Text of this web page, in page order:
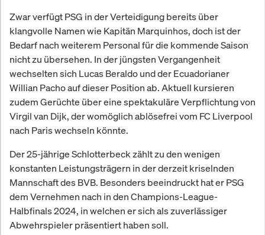
Zwar verfügt PSG in der Verteidigung bereits über
klangvolle Namen wie Kapitän Marquinhos, doch ist der
Bedarf nach weiterem Personal für die kommende Saison
nicht zu übersehen. In der jüngsten Vergangenheit
wechselten sich Lucas Beraldo und der Ecuadorianer
Willian Pacho auf dieser Position ab. Aktuell kursieren
zudem Gerüchte über eine spektakuläre Verpflichtung von
Virgil van Dijk, der womöglich ablösefrei vom FC Liverpool
nach Paris wechseln könnte.
Der 25-jährige Schlotterbeck zählt zu den wenigen
konstanten Leistungsträgern in der derzeit kriselnden
Mannschaft des BVB. Besonders beeindruckt hat er PSG
dem Vernehmen nach in den Champions-League-
Halbfinals 2024, in welchen er sich als zuverlässiger
Abwehrspieler präsentiert haben soll.